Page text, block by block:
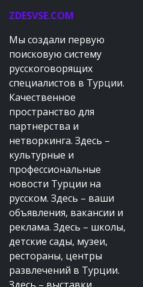
ZDESVSE.COM
Мы создали первую
поисковую систему
русскоговорящих
специалистов в Турции.
Качественное
пространство для
партнерства и
нетворкинга. Здесь –
культурные и
профессиональные
новости Турции на
русском. Здесь – ваши
объявления, вакансии и
реклама. Здесь – школы,
детские сады, музеи,
рестораны, центры
развлечений в Турции.